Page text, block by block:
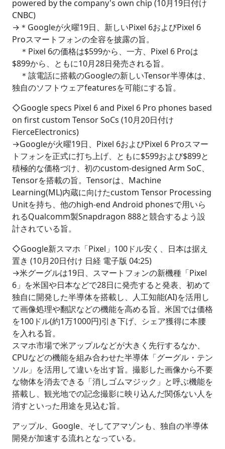
powered by the company's own chip (10月19日付け
CNBC)
→＊Googleが火曜19日、新しいPixel 6およびPixel 6
Proスマートフォンの全容を披露の旨。
＊Pixel 6の価格は$599から、一方、Pixel 6 Proは
$899から、ともに10月28日発売される旨。
＊該電話に搭載のGoogleの新しいTensor半導体は、
独自のソフトウェアfeaturesを可能にする旨。
◇Google specs Pixel 6 and Pixel 6 Pro phones based
on first custom Tensor SoCs (10月20日付け
FierceElectronics)
→Googleが火曜19日、Pixel 6およびPixel 6 Proスマー
トフォンを正式に打ち上げ、ともに$599および$899と
積極的な価格づけ、初のcustom-designed Arm SoC、
Tensorを搭載の旨。Tensorは、Machine
Learning(ML)内蔵に向けたcustom Tensor Processing
Unitを持ち、他のhigh-end Android phonesで用いら
れるQualcomm製Snapdragon 888と競合するよう設
計されている旨。
◇Google新スマホ「Pixel」100ドル安く、日本は据え
置き (10月20日付け 日経 電子版 04:25)
→米グーグルは19日、スマートフォンの新機種「Pixel
6」を米国や日本などで28日に発売すると発表、初めて
独自に開発した半導体を搭載し、人工知能(AI)を活用し
て画像処理や翻訳などの機能を高める旨。米国では価格
を100ドル(約1万1000円)引き下げ、シェア獲得に本腰
を入れる旨。
スマホ市場で米アップルなどが大きく先行するなか、
CPUなどの機能を組み合わせた半導体「グーグル・テン
ソル」を活用して違いを出す旨。撮影した画像から不要
な物体を消去できる「消しゴムマジック」と呼ぶ機能を
搭載し、観光地での記念撮影に映り込んだ関係ない人を
消すといった用途を見込む旨。
アップル、Google、そしてアマゾンも、独自の半導体
開発が加速する流れとなっている。